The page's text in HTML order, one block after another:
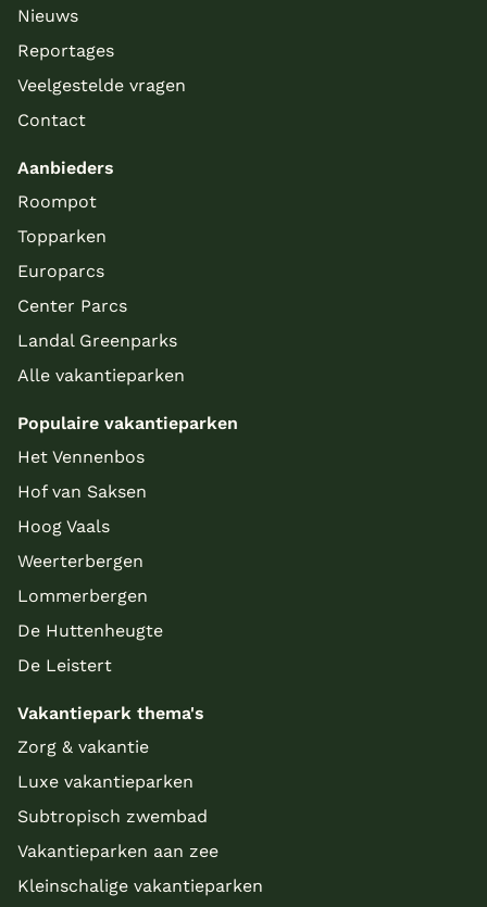
Nieuws
Reportages
Veelgestelde vragen
Contact
Aanbieders
Roompot
Topparken
Europarcs
Center Parcs
Landal Greenparks
Alle vakantieparken
Populaire vakantieparken
Het Vennenbos
Hof van Saksen
Hoog Vaals
Weerterbergen
Lommerbergen
De Huttenheugte
De Leistert
Vakantiepark thema's
Zorg & vakantie
Luxe vakantieparken
Subtropisch zwembad
Vakantieparken aan zee
Kleinschalige vakantieparken